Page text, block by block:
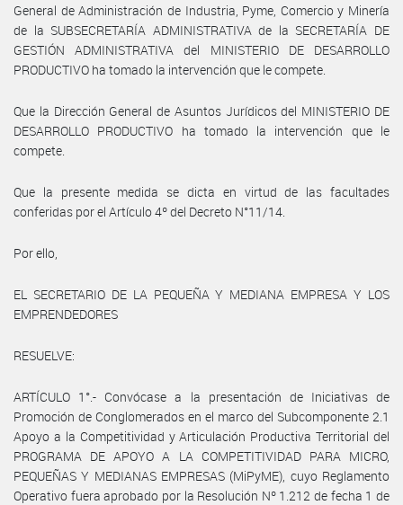
General de Administración de Industria, Pyme, Comercio y Minería
de la SUBSECRETARÍA ADMINISTRATIVA de la SECRETARÍA DE
GESTIÓN ADMINISTRATIVA del MINISTERIO DE DESARROLLO
PRODUCTIVO ha tomado la intervención que le compete.
Que la Dirección General de Asuntos Jurídicos del MINISTERIO DE
DESARROLLO PRODUCTIVO ha tomado la intervención que le
compete.
Que la presente medida se dicta en virtud de las facultades
conferidas por el Artículo 4º del Decreto N°11/14.
Por ello,
EL SECRETARIO DE LA PEQUEÑA Y MEDIANA EMPRESA Y LOS
EMPRENDEDORES
RESUELVE:
ARTÍCULO 1°.- Convócase a la presentación de Iniciativas de
Promoción de Conglomerados en el marco del Subcomponente 2.1
Apoyo a la Competitividad y Articulación Productiva Territorial del
PROGRAMA DE APOYO A LA COMPETITIVIDAD PARA MICRO,
PEQUEÑAS Y MEDIANAS EMPRESAS (MiPyME), cuyo Reglamento
Operativo fuera aprobado por la Resolución Nº 1.212 de fecha 1 de